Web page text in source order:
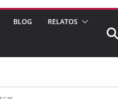
BLOG RELATOS